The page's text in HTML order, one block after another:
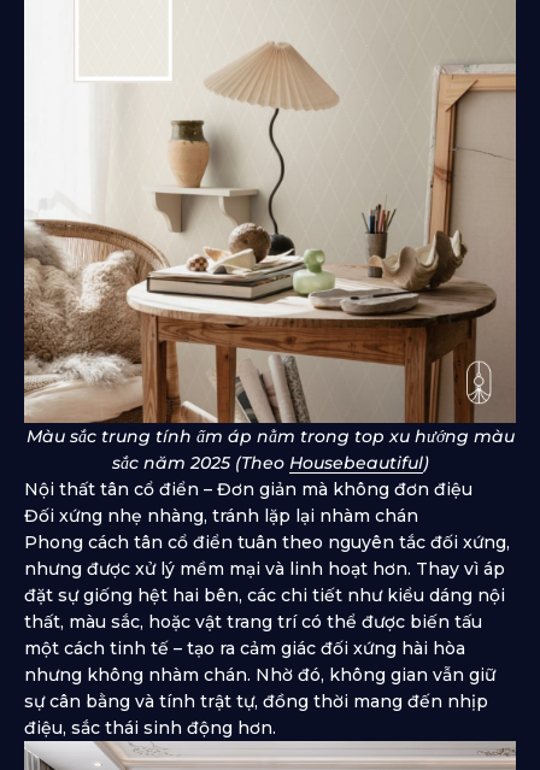
Màu sắc trung tính ấm áp nằm trong top xu hướng màu
sắc năm 2025 (Theo Housebeautiful)
Nội thất tân cổ điển – Đơn giản mà không đơn điệu
Đối xứng nhẹ nhàng, tránh lặp lại nhàm chán
Phong cách tân cổ điển tuân theo nguyên tắc đối xứng,
nhưng được xử lý mềm mại và linh hoạt hơn. Thay vì áp
đặt sự giống hệt hai bên, các chi tiết như kiểu dáng nội
thất, màu sắc, hoặc vật trang trí có thể được biến tấu
một cách tinh tế – tạo ra cảm giác đối xứng hài hòa
nhưng không nhàm chán. Nhờ đó, không gian vẫn giữ
sự cân bằng và tính trật tự, đồng thời mang đến nhịp
điệu, sắc thái sinh động hơn.